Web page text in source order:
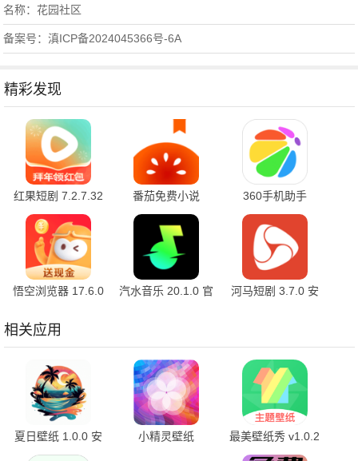
名称：花园社区
备案号：滇ICP备2024045366号-6A
精彩发现
红果短剧 7.2.7.32
官方版
番茄免费小说
7.2.7.32 安卓版
360手机助手
10.2.2 官方版
悟空浏览器 17.6.0
汽水音乐 20.1.0 官
河马短剧 3.7.0 安
相关应用
夏日壁纸 1.0.0 安
卓版
小精灵壁纸
最美壁纸秀 v1.0.2
安卓版